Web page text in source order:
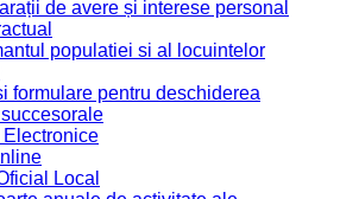
de avere și interese personal
populatiei si al locuintelor
formulare pentru deschiderea
Electronice
Local